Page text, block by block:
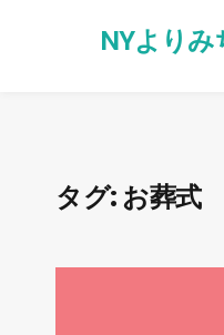
NYより
タグ:お葬式